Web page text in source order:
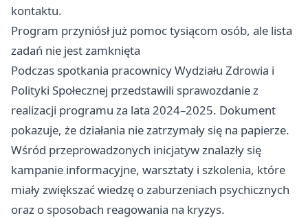
kontaktu.
Program przyniósł już pomoc tysiącom osób, ale lista
zadań nie jest zamknięta
Podczas spotkania pracownicy Wydziału Zdrowia i
Polityki Społecznej przedstawili sprawozdanie z
realizacji programu za lata 2024–2025. Dokument
pokazuje, że działania nie zatrzymały się na papierze.
Wśród przeprowadzonych inicjatyw znalazły się
kampanie informacyjne, warsztaty i szkolenia, które
miały zwiększać wiedzę o zaburzeniach psychicznych
oraz o sposobach reagowania na kryzys.